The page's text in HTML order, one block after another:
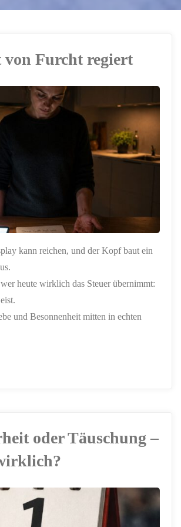
von Furcht regiert
kann reichen, und der Kopf baut ein
heute wirklich das Steuer übernimmt:
und Besonnenheit mitten in echten
CHATGPT
oder Täuschung –